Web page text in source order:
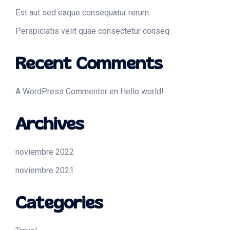
Est aut sed eaque consequatur rerum
Perspiciatis velit quae consectetur conseq
Recent Comments
A WordPress Commenter en Hello world!
Archives
noviembre 2022
noviembre 2021
Categories